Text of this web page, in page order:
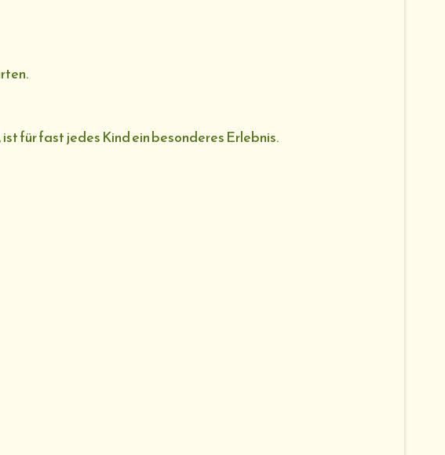
für fast jedes Kind ein besonderes Erlebnis.